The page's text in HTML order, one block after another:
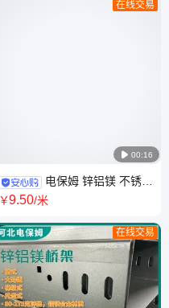
 00:16
在线交易
电保姆 锌铝镁 不锈钢
大跨距直通 XQJ-P系列 托盘式
￥9.50/米
在线交易